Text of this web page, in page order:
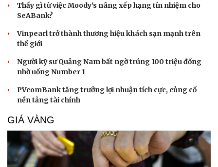
Du lịch
Săn Tour
check-in
Đọc truyện đêm khuya
Kể chuyện cho bé
Hạt giống tâm hồn
Thấy gì từ việc Moody's nâng xếp hạng tín nhiệm cho
SeABank?
Vinpearl trở thành thương hiệu khách sạn mạnh trên
thế giới
Người kỹ sư Quảng Nam bất ngờ trúng 100 triệu đồng
nhờ uống Number 1
PVcomBank tăng trưởng lợi nhuận tích cực, củng cố
nền tảng tài chính
GIÁ VÀNG